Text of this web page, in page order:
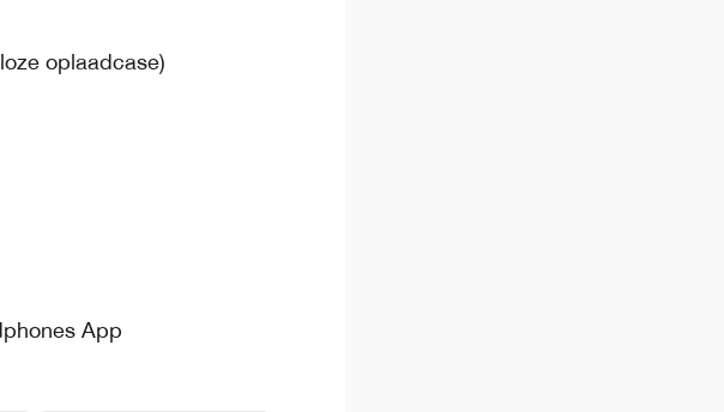
oplaadcase)
App